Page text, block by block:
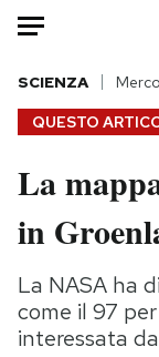
HOME
Italia
Politica
Tecnologia
Internet
Scienza
QUESTO
SCIENZA
La
in
La NASA ha
come il 97
interessata